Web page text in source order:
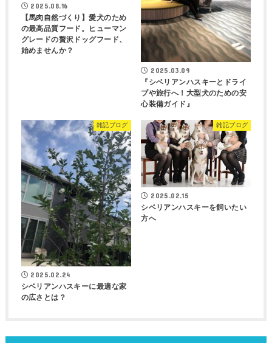
2025.08.16
【馬肉自然づくり】愛犬のため
の最高品質フード。ヒューマン
グレードの贅沢ドッグフード、
始めませんか？
2025.03.09
『シベリアンハスキーとドライ
ブや旅行へ！大型犬のための安
心装備ガイド』
雑記ブログ
2025.02.24
シベリアンハスキーに最適な家
の広さとは？
雑記ブログ
2025.02.15
シベリアンハスキーを飼いたい
方へ